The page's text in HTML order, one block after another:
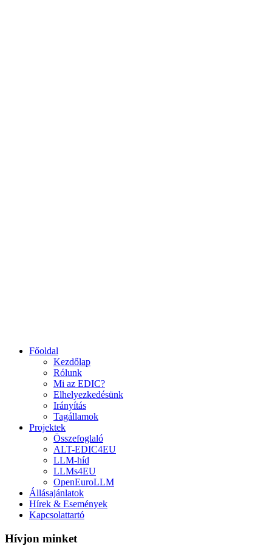
Főoldal
Kezdőlap
Rólunk
Mi az EDIC?
Elhelyezkedésünk
Irányítás
Tagállamok
Projektek
Összefoglaló
ALT-EDIC4EU
LLM-híd
LLMs4EU
OpenEuroLLM
Állásajánlatok
Hírek & Események
Kapcsolattartó
Hívjon minket